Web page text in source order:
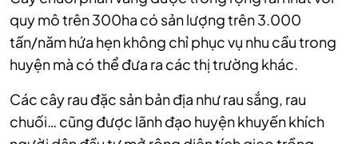
quy mô trên 300ha có sản lượng trên 3.000
tấn/năm hứa hẹn không chỉ phục vụ nhu cầu trong
huyện mà có thể đưa ra các thị trường khác.
Các cây rau đặc sản bản địa như rau sắng, rau
chuối… cũng được lãnh đạo huyện khuyến khích